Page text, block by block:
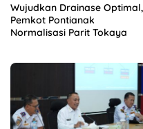
Wujudkan Drainase Optimal,
Pemkot Pontianak
Normalisasi Parit Tokaya